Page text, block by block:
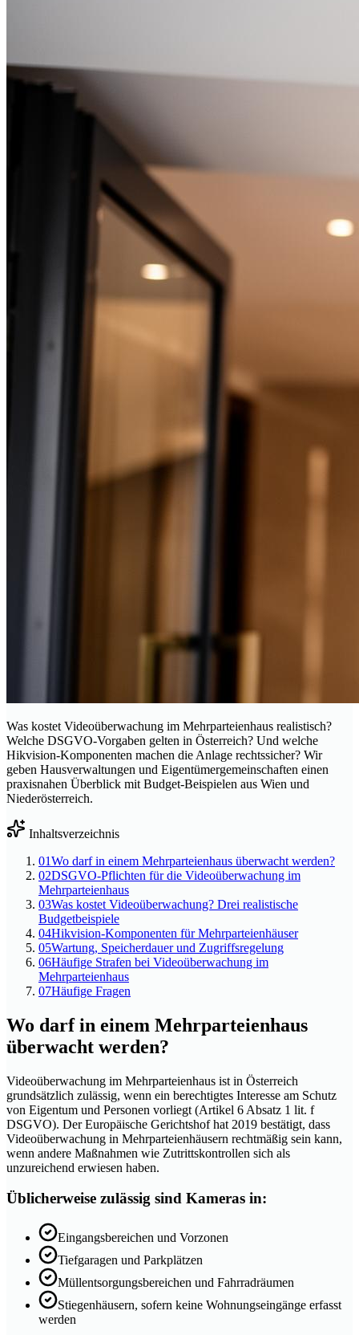
Was kostet Videoüberwachung im Mehrparteienhaus realistisch?
Welche DSGVO-Vorgaben gelten in Österreich? Und welche
Hikvision-Komponenten machen die Anlage rechtssicher? Wir
geben Hausverwaltungen und Eigentümergemeinschaften einen
praxisnahen Überblick mit Budget-Beispielen aus Wien und
Niederösterreich.
Inhaltsverzeichnis
01Wo darf in einem Mehrparteienhaus überwacht werden?
02DSGVO-Pflichten für die Videoüberwachung im
Mehrparteienhaus
03Was kostet Videoüberwachung? Drei realistische
Budgetbeispiele
04Hikvision-Komponenten für Mehrparteienhäuser
05Wartung, Speicherdauer und Zugriffsregelung
06Häufige Strafen bei Videoüberwachung im
Mehrparteienhaus
07Häufige Fragen
Wo darf in einem Mehrparteienhaus
überwacht werden?
Videoüberwachung im Mehrparteienhaus ist in Österreich
grundsätzlich zulässig, wenn ein berechtigtes Interesse am Schutz
von Eigentum und Personen vorliegt (Artikel 6 Absatz 1 lit. f
DSGVO). Der Europäische Gerichtshof hat 2019 bestätigt, dass
Videoüberwachung in Mehrparteienhäusern rechtmäßig sein kann,
wenn andere Maßnahmen wie Zutrittskontrollen sich als
unzureichend erwiesen haben.
Üblicherweise zulässig sind Kameras in:
Eingangsbereichen und Vorzonen
Tiefgaragen und Parkplätzen
Müllentsorgungsbereichen und Fahrradräumen
Stiegenhäusern, sofern keine Wohnungseingänge erfasst
werden